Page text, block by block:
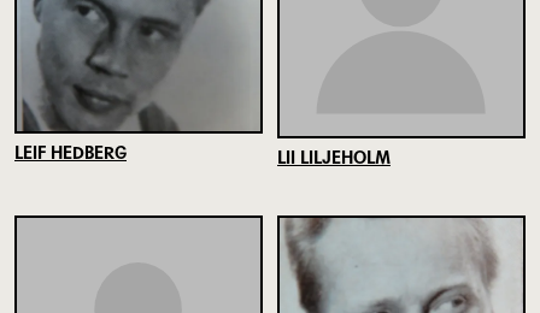
LEIF HEDBERG LII LILJEHOLM